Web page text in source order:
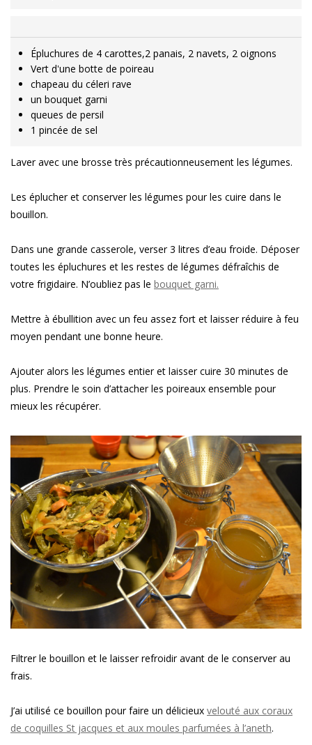
Épluchures de 4 carottes,2 panais, 2 navets, 2 oignons
Vert d'une botte de poireau
chapeau du céleri rave
un bouquet garni
queues de persil
1 pincée de sel
Laver avec une brosse très précautionneusement les légumes.
Les éplucher et conserver les légumes pour les cuire dans le
bouillon.
Dans une grande casserole, verser 3 litres d’eau froide. Déposer
toutes les épluchures et les restes de légumes défraîchis de
votre frigidaire. N’oubliez pas le bouquet garni.
Mettre à ébullition avec un feu assez fort et laisser réduire à feu
moyen pendant une bonne heure.
Ajouter alors les légumes entier et laisser cuire 30 minutes de
plus. Prendre le soin d’attacher les poireaux ensemble pour
mieux les récupérer.
Filtrer le bouillon et le laisser refroidir avant de le conserver au
frais.
J’ai utilisé ce bouillon pour faire un délicieux velouté aux coraux
de coquilles St jacques et aux moules parfumées à l’aneth.